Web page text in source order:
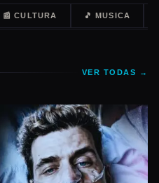
📰 CULTURA 🎵 MUSICA
VER TODAS →